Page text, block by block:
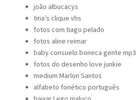
joão albucacys
tina’s clique vhs
fotos com tiago pelado
fotos aline reimar
baby consuelo boneca gente mp3
fotos do desenho love junkie
medium Marlon Santos
alfabeto fonético português